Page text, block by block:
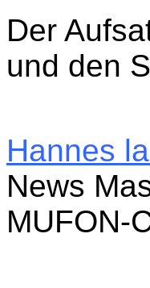
Der
und den
Hannes
News
MUFON-